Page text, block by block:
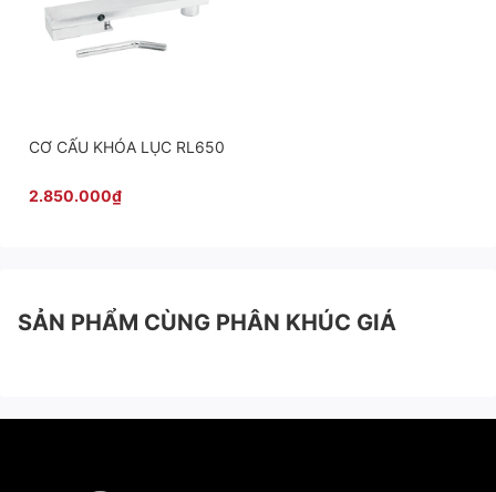
CƠ CẤU KHÓA LỤC RL650
2.850.000₫
SẢN PHẨM CÙNG PHÂN KHÚC GIÁ